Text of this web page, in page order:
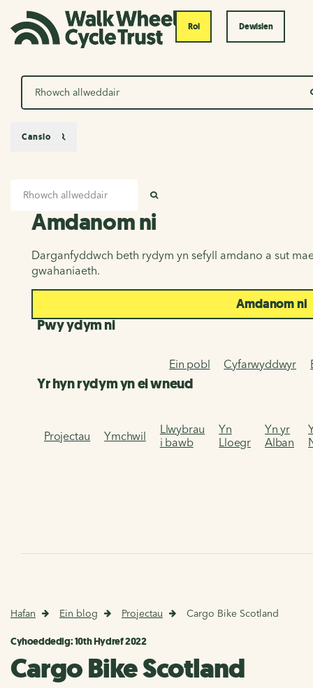
Roi Dewislen
Chwilio
Amdanom ni
Amdanom ni
Darganfyddwch beth rydym yn sefyll amdano a sut
gwahaniaeth.
Amdanom ni
Pwy ydym ni
Ein pobl Cyfarwyddwyr
Yr hyn rydym yn ei wneud
Projectau Ymchwil
Llwybrau
i bawb
Yn
Lloegr
Yn yr
Alban
Canslo
Hafan Ein blog Projectau Cargo Bike Scotland
Cyhoeddedig: 10th Hydref 2022
Cargo Bike Scotland